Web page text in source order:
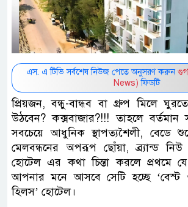
এস. এ টিভি সর্বশেষ নিউজ পেতে অনুসরণ করুন
News) ফিডটি
প্রিয়জন, বন্ধু-বান্ধব বা গ্রুপ মিলে
উঠবেন? কক্সবাজার?!!! তাহলে
সবচেয়ে আধুনিক স্থাপত্যশৈলী, বেডে
মেলবন্ধনের অপরূপ ছোঁয়া, ব্র্যান্ড
হোটেল এর কথা চিন্তা করলে প্রথমে
আপনার মনে আসবে সেটি হচ্ছে ‘বেস্ট
হিলস’ হোটেল।